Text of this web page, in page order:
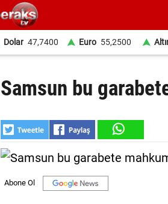
Dolar 47,7400 Euro 55,2500
Samsun bu